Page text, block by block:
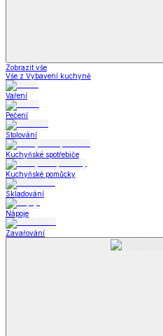
Zobrazit vše
Vše z Vybavení kuchyně
Vaření
Pečení
Stolování
Kuchyňské spotřebiče
Kuchyňské pomůcky
Skladování
Nápoje
Zavařování